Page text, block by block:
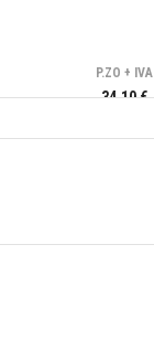
P.ZO + IVA
34,10 €